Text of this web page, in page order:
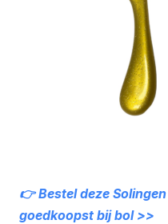
👉 Bestel deze
goedkoopst bij bol >>